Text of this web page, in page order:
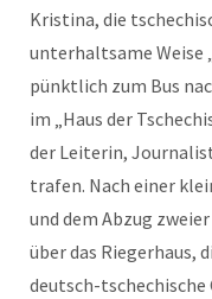
Kristina, die
unterhaltsame Weise
pünktlich zum Bus
im „Haus der
der Leiterin,
trafen. Nach einer
und dem Abzug
über das Riegerhaus,
deutsch-tschechische